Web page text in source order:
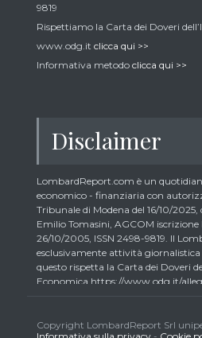
9819
Rispettiamo la Carta dei Doveri
www.odg.it clicca qui >>
Informativa metodo clicca qui >>
Disclaimer
LombardReport.com è un
economico - finanziaria con
Tribunale di Modena del 16/10/
Emilio Tomasini, AGCOM iscrizione
26/10/2005, ISSN 2498-9819. Il
esclusivamente attività
questo rispetta la Carta dei Doveri
Economica https://www.odg.it/
essere consapevoli che i
Copyright LombardReport Srl